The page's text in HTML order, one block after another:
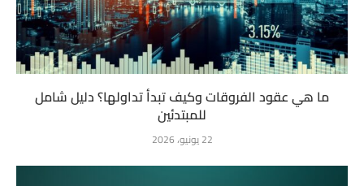
ما هي عقود الفروقات وكيف تبدأ تداولها؟ دليل شامل
للمبتدئين
22 يونيو، 2026